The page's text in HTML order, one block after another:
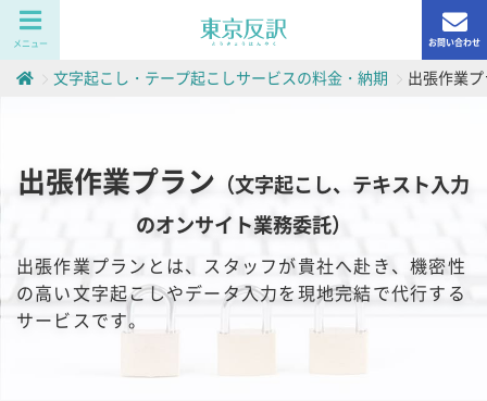
メニュー お問い合わせ
文字起こし・テープ起こしサービスの料金・納期 出張作業プ
出張作業プラン （文字起こし、テキスト入力
のオンサイト業務委託）
出張作業プランとは、
スタッフが貴社へ赴き、機密性
の高い文字起こしやデータ入力を現地完結で代行する
サービスです。